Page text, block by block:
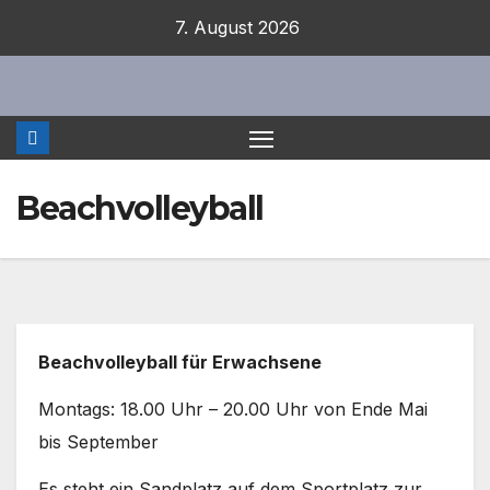
7. August 2026
Beachvolleyball
Beachvolleyball für Erwachsene
Montags: 18.00 Uhr – 20.00 Uhr von Ende Mai
bis September